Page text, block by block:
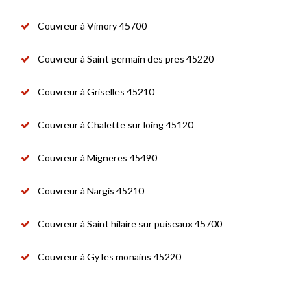
Couvreur à Vimory 45700
Couvreur à Saint germain des pres 45220
Couvreur à Griselles 45210
Couvreur à Chalette sur loing 45120
Couvreur à Migneres 45490
Couvreur à Nargis 45210
Couvreur à Saint hilaire sur puiseaux 45700
Couvreur à Gy les monains 45220